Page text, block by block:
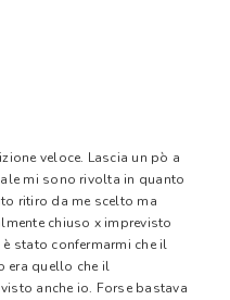
veloce. Lascia un pò a
mi sono rivolta in quanto
ritiro da me scelto ma
chiuso x imprevisto
stato confermarmi che il
era quello che il
anche io. Forse bastava